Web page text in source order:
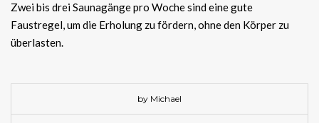
Zwei bis drei Saunagänge pro Woche sind eine gute
Faustregel, um die Erholung zu fördern, ohne den Körper zu
überlasten.
by Michael